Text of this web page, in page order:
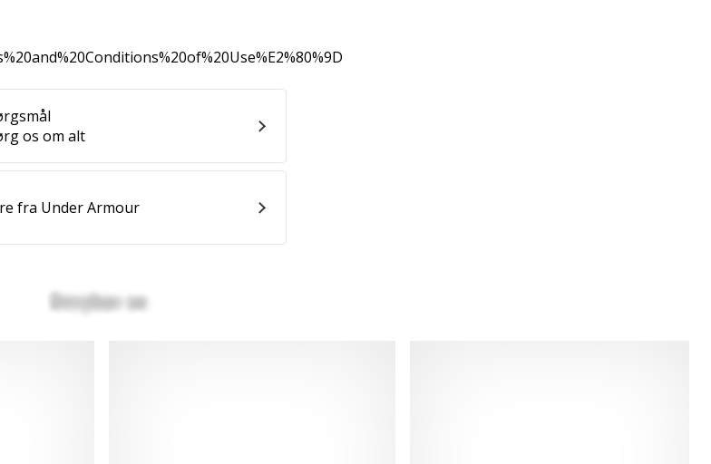
os om alt
fra Under Armour